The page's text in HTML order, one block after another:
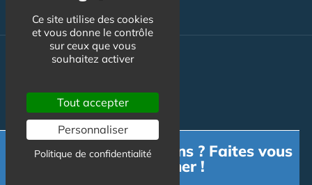
Maisons de retraite
Résidences Service
Liens Utiles
Besoin d'informations ? Faites vous
accompagner !
Ce site utilise des cookies
et vous donne le contrôle
sur ceux que vous
souhaitez activer
Tout accepter
Personnaliser
Politique de confidentialité